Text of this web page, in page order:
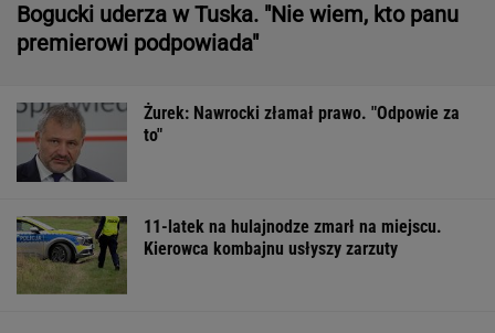
Bogucki uderza w Tuska. "Nie wiem, kto panu
premierowi podpowiada"
Żurek: Nawrocki złamał prawo. "Odpowie za
to"
11-latek na hulajnodze zmarł na miejscu.
Kierowca kombajnu usłyszy zarzuty